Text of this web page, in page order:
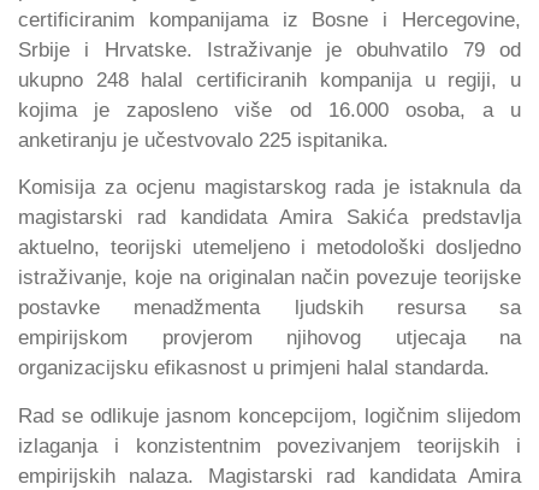
certificiranim kompanijama iz Bosne i Hercegovine,
Srbije i Hrvatske. Istraživanje je obuhvatilo 79 od
ukupno 248 halal certificiranih kompanija u regiji, u
kojima je zaposleno više od 16.000 osoba, a u
anketiranju je učestvovalo 225 ispitanika.
Komisija za ocjenu magistarskog rada je istaknula da
magistarski rad kandidata Amira Sakića predstavlja
aktuelno, teorijski utemeljeno i metodološki dosljedno
istraživanje, koje na originalan način povezuje teorijske
postavke menadžmenta ljudskih resursa sa
empirijskom provjerom njihovog utjecaja na
organizacijsku efikasnost u primjeni halal standarda.
Rad se odlikuje jasnom koncepcijom, logičnim slijedom
izlaganja i konzistentnim povezivanjem teorijskih i
empirijskih nalaza. Magistarski rad kandidata Amira